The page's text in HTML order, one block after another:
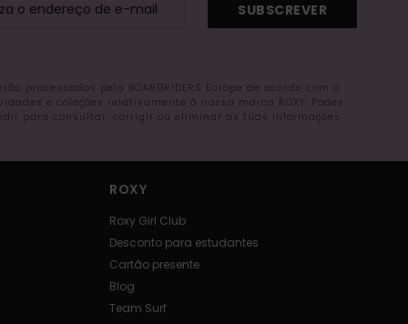
SUBSCREVER
pela BOARDRIDERS Europe de acordo com a
e coleções relativamente à nossa marca ROXY. Podes
para consultar, corrigir ou eliminar as tuas informações
ROXY
Roxy Girl Club
Desconto para estudantes
Cartão presente
Blog
Team Surf